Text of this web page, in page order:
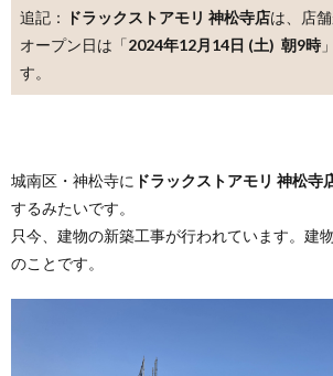
追記： ドラックストアモリ 神松寺店は、店舗
オープン日は「2024年12月14日 (土) 朝9時
す。
城南区・神松寺に ドラックストアモリ 神松寺
するみたいです。
只今、建物の新築工事が行われています。建
のことです。